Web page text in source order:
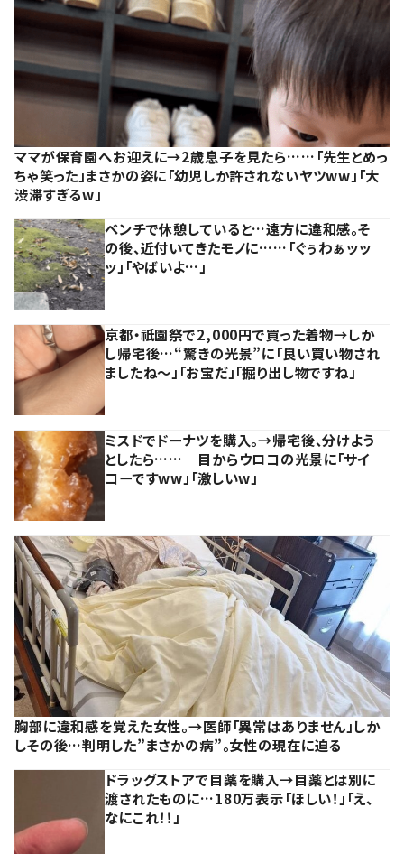
ママが保育園へお迎えに→2歳息子を見たら……「先生とめっ
ちゃ笑った」まさかの姿に「幼児しか許されないヤツww」「大
渋滞すぎるw」
ベンチで休憩していると…遠方に違和感。そ
の後、近付いてきたモノに……「ぐぅわぁッッ
ッ」「やばいよ…」
京都・祇園祭で2,000円で買った着物→しか
し帰宅後…“驚きの光景”に「良い買い物され
ましたね～」「お宝だ」「掘り出し物ですね」
ミスドでドーナツを購入。→帰宅後、分けよう
としたら…… 目からウロコの光景に「サイ
コーですww」「激しいw」
胸部に違和感を覚えた女性。→医師「異常はありません」しか
しその後…判明した”まさかの病”。女性の現在に迫る
ドラッグストアで目薬を購入→目薬とは別に
渡されたものに…180万表示「ほしい！」「え、
なにこれ！！」